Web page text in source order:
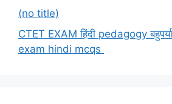
(no title)
CTET EXAM हिंदी pedagogy
exam hindi mcqs